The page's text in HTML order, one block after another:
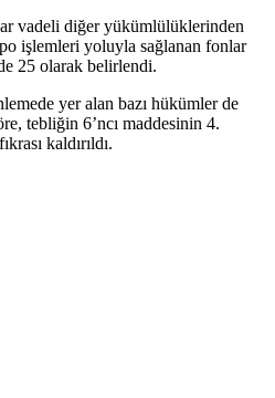
vadeli diğer yükümlülüklerinden
işlemleri yoluyla sağlanan fonlar
25 olarak belirlendi.
yer alan bazı hükümler de
tebliğin 6’ncı maddesinin 4.
kaldırıldı.